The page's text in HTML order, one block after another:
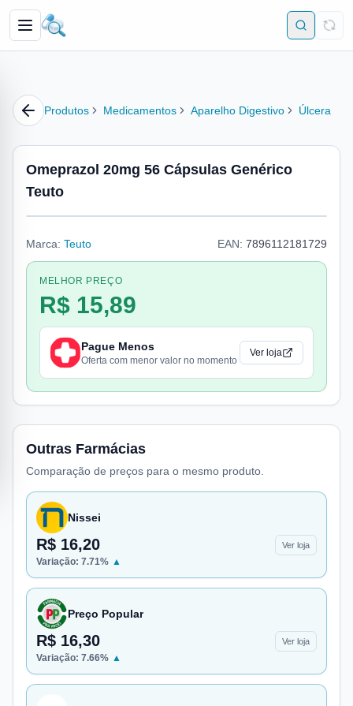
Produtos Medicamentos Aparelho Digestivo Úlcera
Omeprazol 20mg 56 Cápsulas Genérico
Teuto
Marca: Teuto EAN: 7896112181729
MELHOR PREÇO
R$ 15,89
Pague Menos
Oferta com menor valor no momento
Ver loja
Outras Farmácias
Comparação de preços para o mesmo produto.
Nissei
R$ 16,20 Ver loja
Variação: 7.71% ▲
Preço Popular
R$ 16,30 Ver loja
Variação: 7.66% ▲